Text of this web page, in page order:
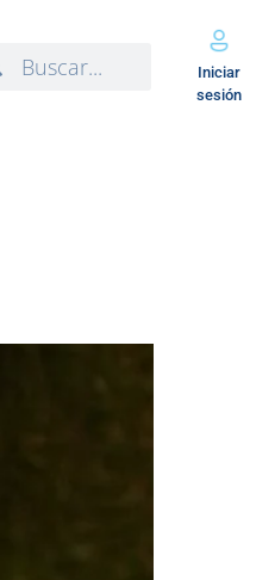
Iniciar
sesión